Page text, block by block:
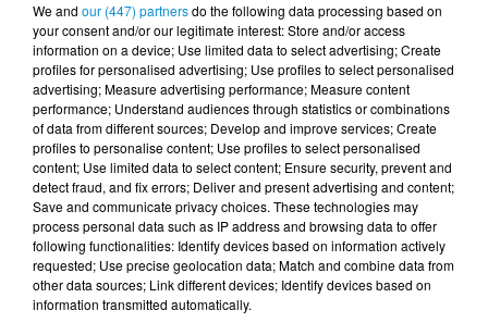
DERNIERS PODCASTS
24 juillet 2026
Les Zinformés - 24/07/26
We and our (447) partnersdo the following data processing based on
your consent and/or our legitimate interest: Store and/or access
information on a device; Use limited data to select advertising; Create
profiles for personalised advertising; Use profiles to select personalised
advertising; Measure advertising performance; Measure content
performance; Understand audiences through statistics or combinations
of data from different sources; Develop and improve services; Create
profiles to personalise content; Use profiles to select personalised
content; Use limited data to select content; Ensure security, prevent and
detect fraud, and fix errors; Deliver and present advertising and content;
Save and communicate privacy choices. These technologies may
process personal data such as IP address and browsing data to offer
following functionalities: Identify devices based on information actively
requested; Use precise geolocation data; Match and combine data from
other data sources; Link different devices; Identify devices based on
information transmitted automatically.